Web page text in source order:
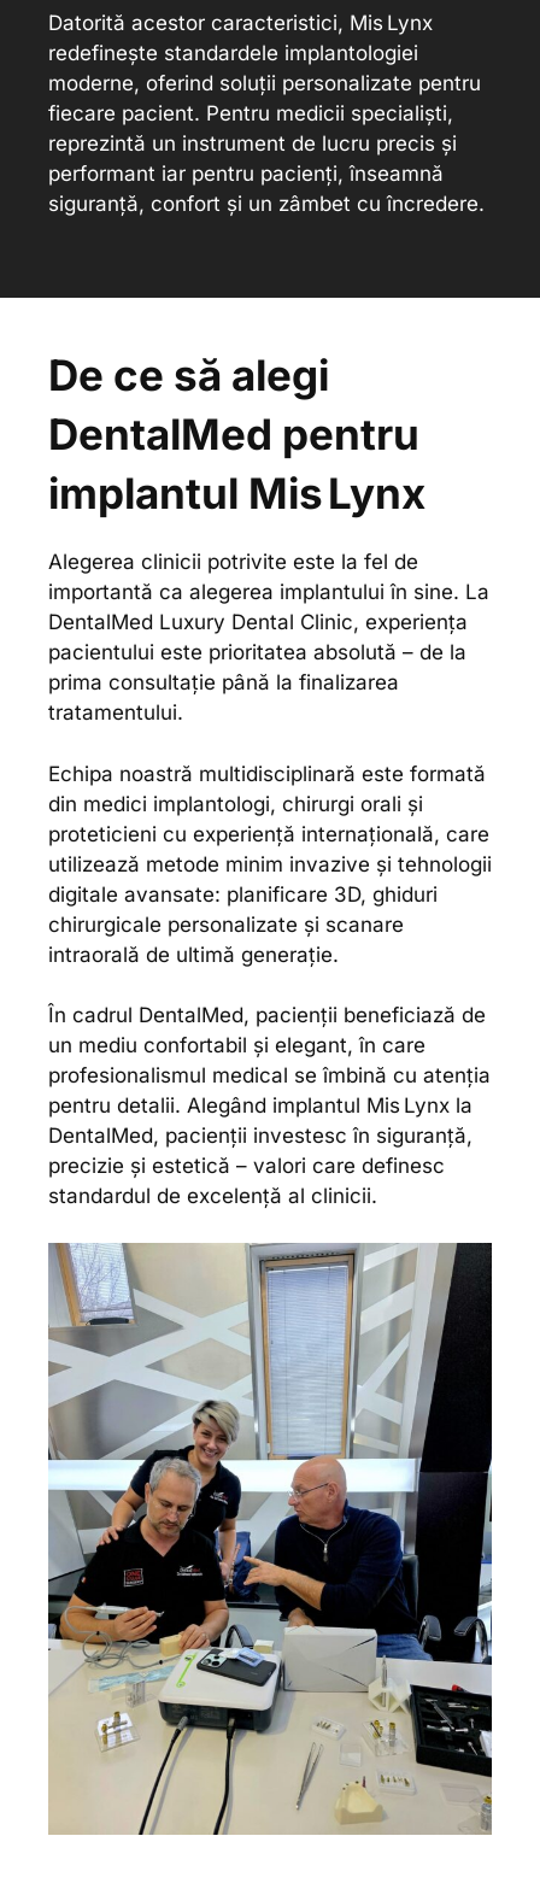
Datorită acestor caracteristici, Mis Lynx
redefinește standardele implantologiei
moderne, oferind soluții personalizate pentru
fiecare pacient. Pentru medicii specialiști,
reprezintă un instrument de lucru precis și
performant iar pentru pacienți, înseamnă
siguranță, confort și un zâmbet cu încredere.
De ce să alegi
DentalMed pentru
implantul Mis Lynx
Alegerea clinicii potrivite este la fel de
importantă ca alegerea implantului în sine. La
DentalMed Luxury Dental Clinic, experiența
pacientului este prioritatea absolută – de la
prima consultație până la finalizarea
tratamentului.
Echipa noastră multidisciplinară este formată
din medici implantologi, chirurgi orali și
proteticieni cu experiență internațională, care
utilizează metode minim invazive și tehnologii
digitale avansate: planificare 3D, ghiduri
chirurgicale personalizate și scanare
intraorală de ultimă generație.
În cadrul DentalMed, pacienții beneficiază de
un mediu confortabil și elegant, în care
profesionalismul medical se îmbină cu atenția
pentru detalii. Alegând implantul Mis Lynx la
DentalMed, pacienții investesc în siguranță,
precizie și estetică – valori care definesc
standardul de excelență al clinicii.